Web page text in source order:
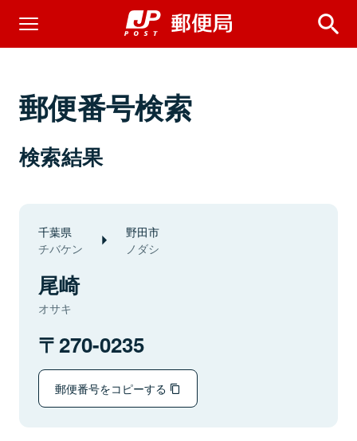
郵便番号検索
検索結果
千葉県
チバケン
野田市
ノダシ
尾崎
オサキ
270-0235
郵便番号をコピーする